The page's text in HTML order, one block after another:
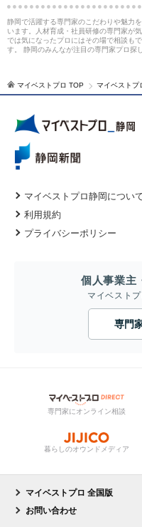
静岡で活躍する専門家のこだわりや魅力
います。人材育成・社員研修の専門家が
では気になったプロにはその場で相談も
す。 静岡のみんなが注目の専門家プロ探
マイベストプロ TOP マイベストプ
マイベストプロ静岡につい
利用規約
プライバシーポリシー
個人事業主
マイベスト
専門
専門家にオンライン相談
暮らしのオウンドメディア
マイベストプロ 全国版
お問い合わせ